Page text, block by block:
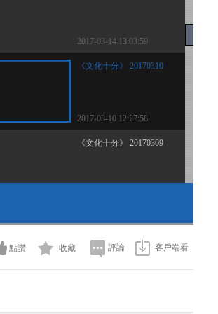
2017-03-14 13:03:59
《文化十分》 20170310
2017-03-10 12:27:58
《文化十分》 20170309
2017-03-08 12:33:58
點讚 收藏 評論 客戶端看